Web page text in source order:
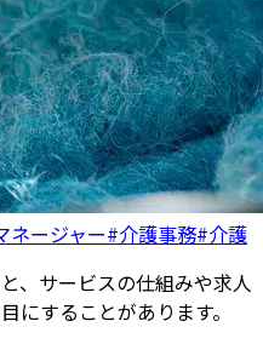
ネージャー#介護事務#介護
、サービスの仕組みや求人
にすることがあります。